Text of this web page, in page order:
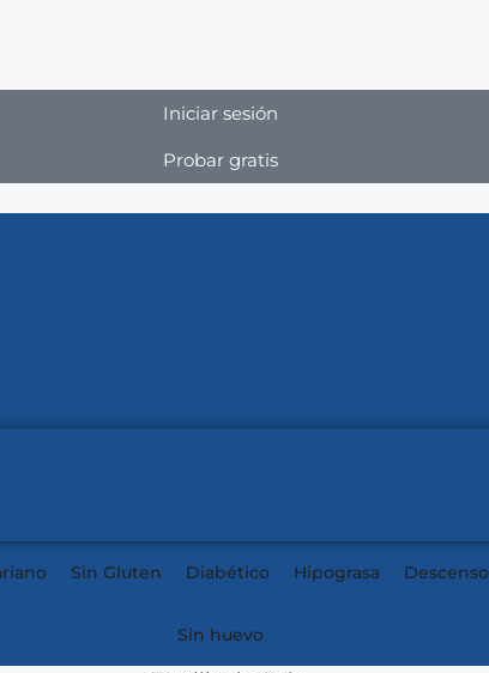
Iniciar sesión
Probar gratis
Sin Gluten Diabético Hipograsa
Sin huevo